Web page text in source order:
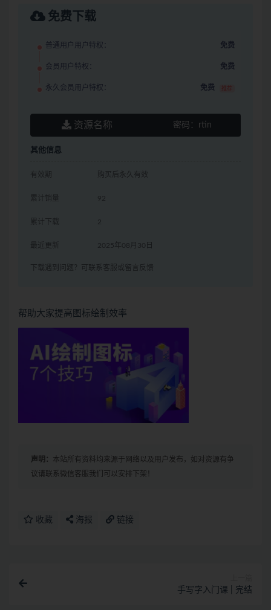
免费下载
普通用户用户特权： 免费
会员用户特权： 免费
永久会员用户特权： 免费 推荐
资源名称 密码： rtin
其他信息
有效期 购买后永久有效
累计销量 92
累计下载 2
最近更新 2025年08月30日
下载遇到问题？可联系客服或留言反馈
帮助大家提高图标绘制效率
声明： 本站所有资料均来源于网络以及用户发布，如对资源有争
议请联系微信客服我们可以安排下架！
收藏 海报 链接
手写字入门课 | 完结